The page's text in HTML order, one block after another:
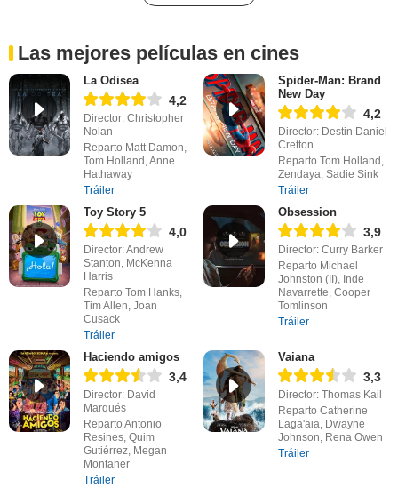
Las mejores películas en cines
La Odisea
4,2
Director: Christopher
Nolan
Reparto Matt Damon,
Tom Holland, Anne
Hathaway
Tráiler
Spider-Man: Brand
New Day
4,2
Director: Destin Daniel
Cretton
Reparto Tom Holland,
Zendaya, Sadie Sink
Tráiler
Toy Story 5
4,0
Director: Andrew
Stanton, McKenna
Harris
Reparto Tom Hanks,
Tim Allen, Joan
Cusack
Tráiler
Obsession
3,9
Director: Curry Barker
Reparto Michael
Johnston (II), Inde
Navarrette, Cooper
Tomlinson
Tráiler
Haciendo amigos
3,4
Director: David
Marqués
Reparto Antonio
Resines, Quim
Gutiérrez, Megan
Montaner
Tráiler
Vaiana
3,3
Director: Thomas Kail
Reparto Catherine
Laga'aia, Dwayne
Johnson, Rena Owen
Tráiler